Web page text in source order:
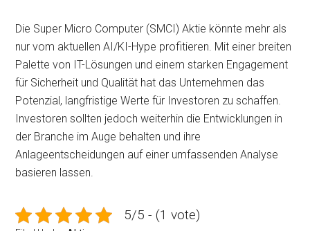
Die Super Micro Computer (SMCI) Aktie könnte mehr als
nur vom aktuellen AI/KI-Hype profitieren. Mit einer breiten
Palette von IT-Lösungen und einem starken Engagement
für Sicherheit und Qualität hat das Unternehmen das
Potenzial, langfristige Werte für Investoren zu schaffen.
Investoren sollten jedoch weiterhin die Entwicklungen in
der Branche im Auge behalten und ihre
Anlageentscheidungen auf einer umfassenden Analyse
basieren lassen.
5/5 - (1 vote)